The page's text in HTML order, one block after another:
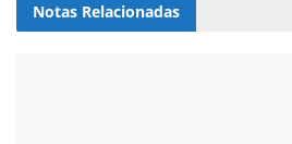
Notas Relacionadas